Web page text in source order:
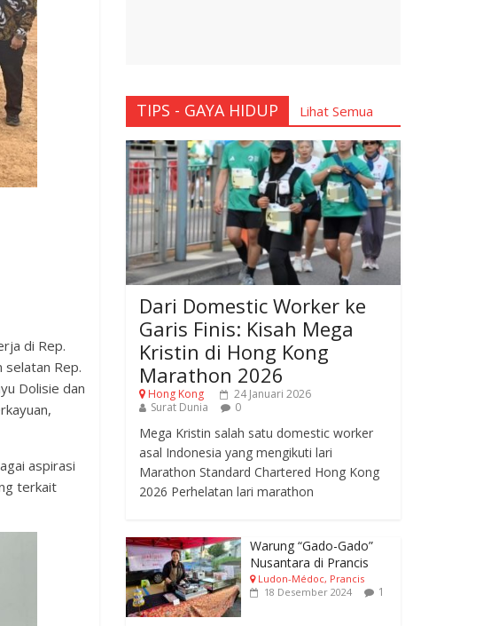
di Rep.
Rep.
Dolisie dan
aspirasi
terkait
TIPS - GAYA HIDUP Lihat Semua
Dari Domestic Worker ke
Garis Finis: Kisah Mega
Kristin di Hong Kong
Marathon 2026
Hong Kong
24 Januari 2026
Surat Dunia
0
Mega Kristin salah satu domestic worker
asal Indonesia yang mengikuti lari
Marathon Standard Chartered Hong Kong
2026 Perhelatan lari marathon
Warung “Gado-Gado”
Nusantara di Prancis
Ludon-Médoc, Prancis
18 Desember 2024
1